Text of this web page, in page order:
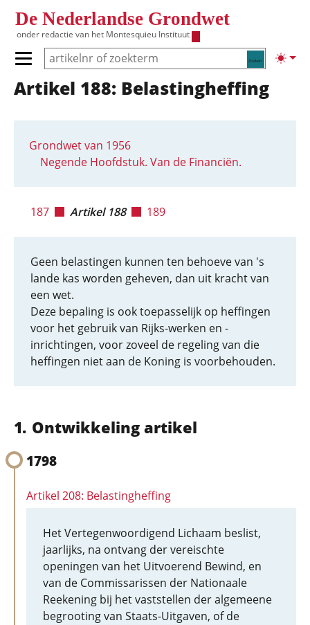
De Nederlandse Grondwet
onder redactie van het Montesquieu Instituut
Zoeken
Primair menu tonen/verbergen
Hoofdnavigatie
Artikel 188: Belastingheffing
Grondwet van 1956
Negende Hoofdstuk. Van de Financiën.
187 Artikel 188 189
Geen belastingen kunnen ten behoeve van 's
lande kas worden geheven, dan uit kracht van
een wet.
Deze bepaling is ook toepasselijk op heffingen
voor het gebruik van Rijks-werken en -
inrichtingen, voor zoveel de regeling van die
heffingen niet aan de Koning is voorbehouden.
Ontwikkeling artikel
1798
Artikel 208: Belastingheffing
Het Vertegenwoordigend Lichaam beslist,
jaarlijks, na ontvang der vereischte
openingen van het Uitvoerend Bewind, en
van de Commissarissen der Nationaale
Reekening bij het vaststellen der algemeene
begrooting van Staats-Uitgaven, of de